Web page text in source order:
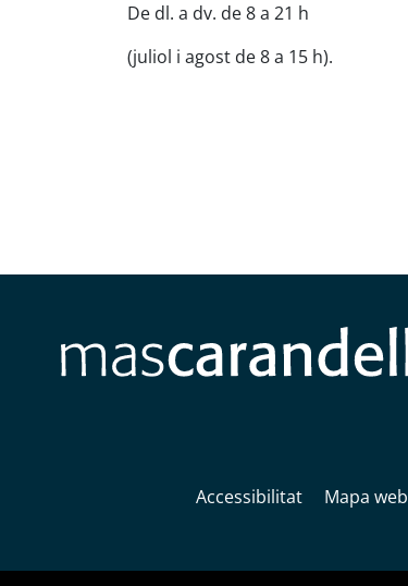
De dl. a dv. de 8 a 21 h
(juliol i agost de 8 a 15 h).
Accessibilitat Mapa web